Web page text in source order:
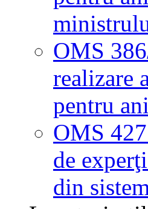
OMS
realizare
pentru
OMS
de
din